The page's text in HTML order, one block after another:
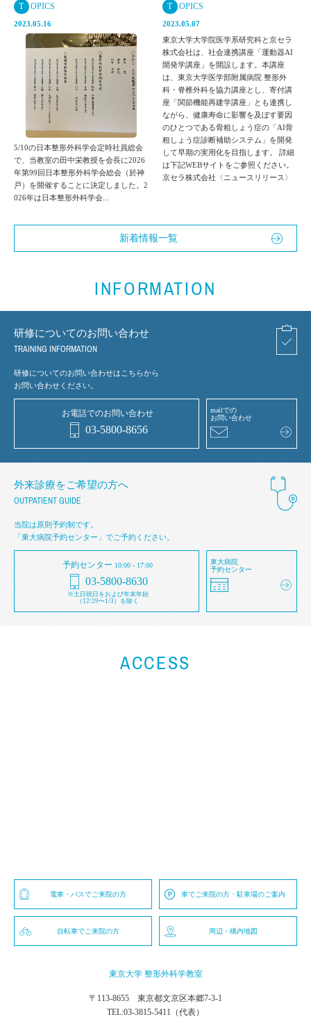
T OPICS
2023.05.16
5/10の日本整形外科学会定時社員総会
で、当教室の田中栄教授を会長に2026
年第99回日本整形外科学会総会（於神
戸）を開催することに決定しました。2
026年は日本整形外科学会...
T OPICS
2023.05.07
東京大学大学院医学系研究科と京セラ
株式会社は、社会連携講座「運動器AI
開発学講座」を開設します。本講座
は、東京大学医学部附属病院 整形外
科・脊椎外科を協力講座とし、寄付講
座「関節機能再建学講座」とも連携し
ながら、健康寿命に影響を及ぼす要因
のひとつである骨粗しょう症の「AI骨
粗しょう症診断補助システム」を開発
して早期の実用化を目指します。 詳細
は下記WEBサイトをご参照ください。
京セラ株式会社〈ニュースリリース〉
新着情報一覧
INFORMATION
研修についてのお問い合わせ
TRAINING INFORMATION
研修についてのお問い合わせはこちらから
お問い合わせください。
お電話でのお問い合わせ
03-5800-8656
mailでの
お問い合わせ
外来診療をご希望の方へ
OUTPATIENT GUIDE
当院は原則予約制です。
「東大病院予約センター」でご予約ください。
予約センター 10:00 - 17:00
03-5800-8630
※土日祝日をおよび年末年始
（12/29〜1/3）を除く
東大病院
予約センター
ACCESS
電車・バスでご来院の方 車でご来院の方・駐車場のご案内
自転車でご来院の方 周辺・構内地図
東京大学 整形外科学教室
〒113-8655 東京都文京区本郷7-3-1
TEL:03-3815-5411 （代表）